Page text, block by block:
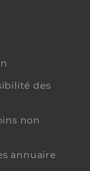
des
non
annuaire